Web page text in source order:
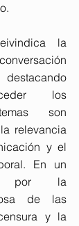
la
los
son
relevancia
y el
En un
por la
de las
y la